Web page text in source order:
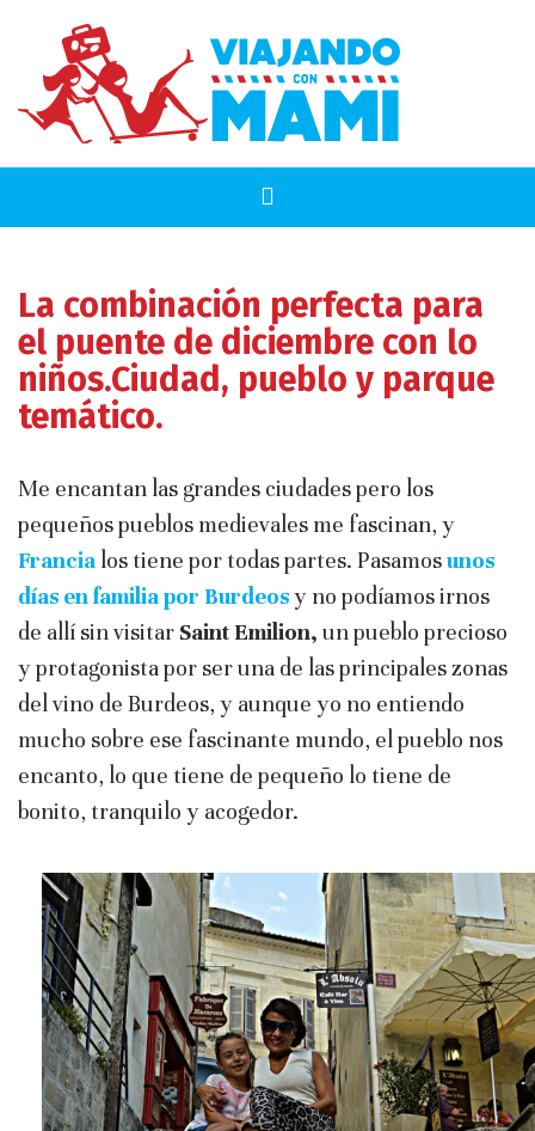
La combinación perfecta para
el puente de diciembre con lo
niños.Ciudad, pueblo y parque
temático.
Me encantan las grandes ciudades pero los
pequeños pueblos medievales me fascinan, y
Francia los tiene por todas partes. Pasamosunos
días en familia por Burdeosy no podíamos irnos
de allí sin visitar Saint Emilion, un pueblo precioso
y protagonista por ser una de las principales zonas
del vino de Burdeos, y aunque yo no entiendo
mucho sobre ese fascinante mundo, el pueblo nos
encanto, lo que tiene de pequeño lo tiene de
bonito, tranquilo y acogedor.